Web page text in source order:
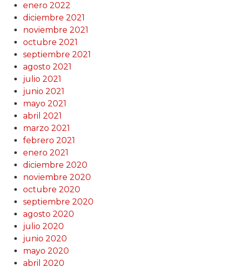
enero 2022
diciembre 2021
noviembre 2021
octubre 2021
septiembre 2021
agosto 2021
julio 2021
junio 2021
mayo 2021
abril 2021
marzo 2021
febrero 2021
enero 2021
diciembre 2020
noviembre 2020
octubre 2020
septiembre 2020
agosto 2020
julio 2020
junio 2020
mayo 2020
abril 2020